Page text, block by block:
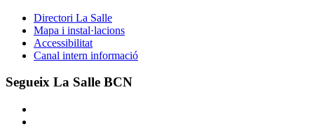
Directori La Salle
Mapa i instal·lacions
Accessibilitat
Canal intern informació
Segueix La Salle BCN